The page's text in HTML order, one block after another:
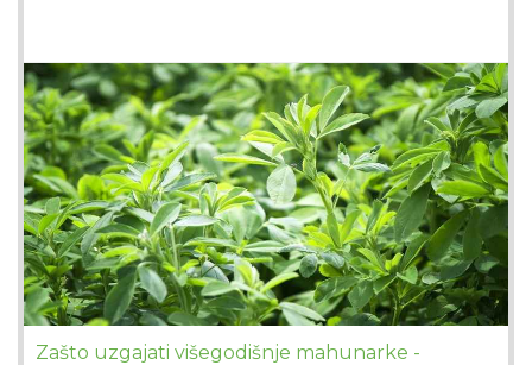
Zašto uzgajati višegodišnje mahunarke -